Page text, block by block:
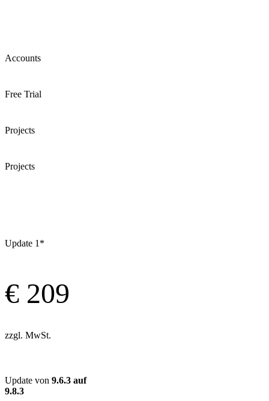
Accounts
Free Trial
Projects
Projects
Update 1*
€ 209
zzgl. MwSt.
Update von 9.6.3 auf
9.8.3